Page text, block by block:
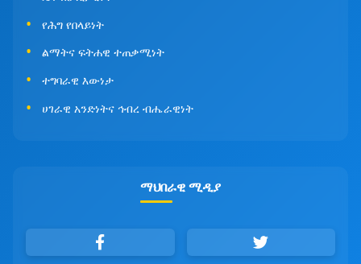
የሕግ የበላይነት
ልማትና ፍትሐዊ ተጠቃሚነት
ተግባራዊ እውነታ
ሀገራዊ አንድነትና ኅብረ ብሔራዊነት
ማህበራዊ ሚዲያ